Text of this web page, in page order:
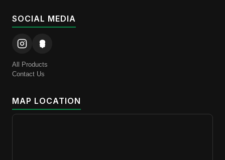
SOCIAL MEDIA
All Products
Contact Us
MAP LOCATION